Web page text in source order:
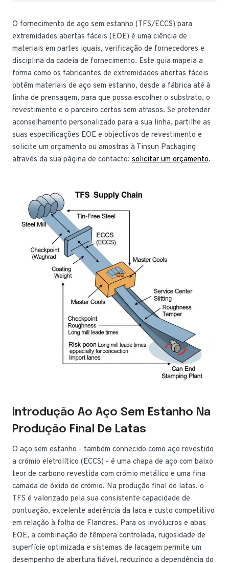
O fornecimento de aço sem estanho (TFS/ECCS) para
extremidades abertas fáceis (EOE) é uma ciência de
materiais em partes iguais, verificação de fornecedores e
disciplina da cadeia de fornecimento. Este guia mapeia a
forma como os fabricantes de extremidades abertas fáceis
obtêm materiais de aço sem estanho, desde a fábrica até à
linha de prensagem, para que possa escolher o substrato, o
revestimento e o parceiro certos sem atrasos. Se pretender
aconselhamento personalizado para a sua linha, partilhe as
suas especificações EOE e objectivos de revestimento e
solicite um orçamento ou amostras à Tinsun Packaging
através da sua página de contacto: solicitar um orçamento.
Introdução Ao Aço Sem Estanho Na
Produção Final De Latas
O aço sem estanho - também conhecido como aço revestido
a crómio eletrolítico (ECCS) - é uma chapa de aço com baixo
teor de carbono revestida com crómio metálico e uma fina
camada de óxido de crómio. Na produção final de latas, o
TFS é valorizado pela sua consistente capacidade de
pontuação, excelente aderência da laca e custo competitivo
em relação à folha de Flandres. Para os invólucros e abas
EOE, a combinação de têmpera controlada, rugosidade de
superfície optimizada e sistemas de lacagem permite um
desempenho de abertura fiável, reduzindo a dependência do